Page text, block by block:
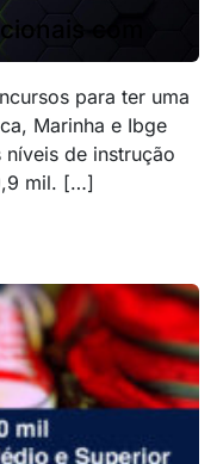
com
para ter uma
Marinha e Ibge
de instrução
mil. […]